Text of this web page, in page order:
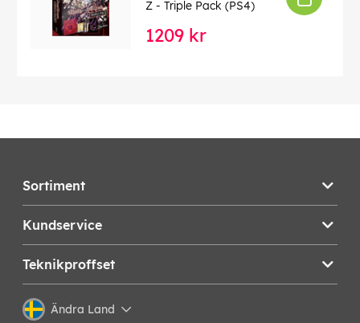
Z - Triple Pack (PS4)
1209 kr
Sortiment
Kundservice
Teknikproffset
Ändra Land